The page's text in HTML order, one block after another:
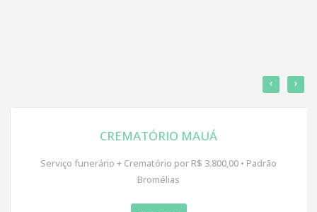
CREMATÓRIO MAUÁ
Serviço funerário + Crematório por R$ 3.800,00 • Padrão
Bromélias